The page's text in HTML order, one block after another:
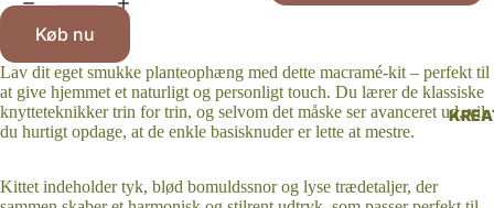
Køb nu
Lav dit eget smukke planteophæng med dette macramé-kit – perfekt til
at give hjemmet et naturligt og personligt touch. Du lærer de klassiske
knytteteknikker trin for trin, og selvom det måske ser avanceret ud, vil
du hurtigt opdage, at de enkle basisknuder er lette at mestre.
Kittet indeholder tyk, blød bomuldssnor og lyse trædetaljer, der